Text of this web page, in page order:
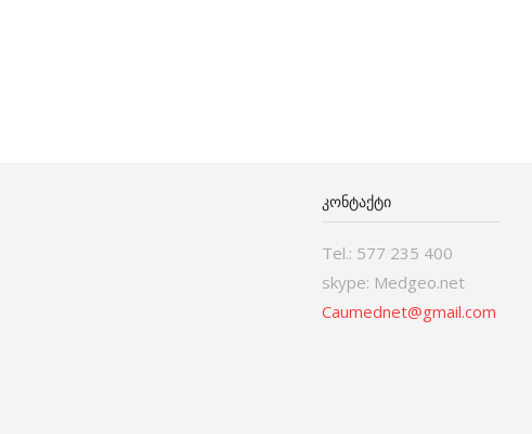
ᲙᲝᲜᲢᲐᲥᲢᲘ
Tel.: 577 235 400
skype: Medgeo.net
Caumednet@gmail.com